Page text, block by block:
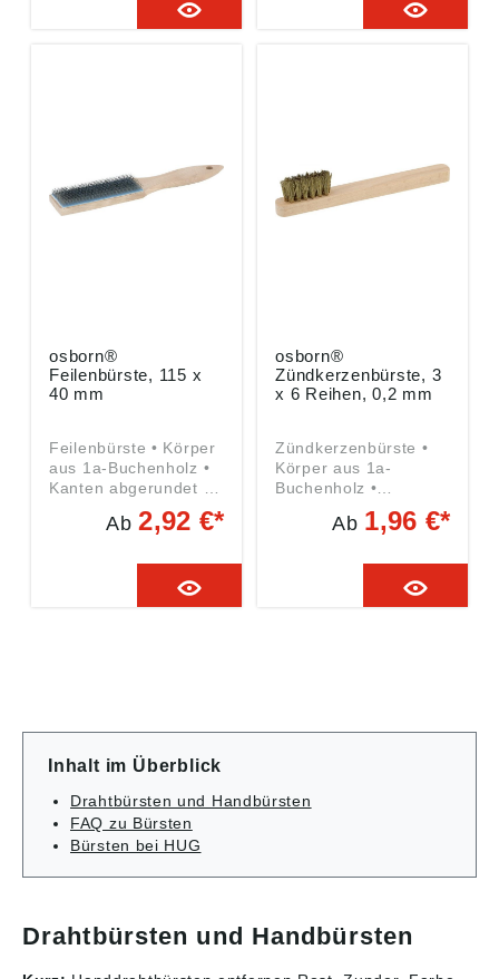
und zur Bearbeitung
von Schweißnähten
GmbH, Ringstraße10,
35099 Burgwald, DE,
info@osborn.de
Schweißnähten bei
Stahl, Gussstahl,
GmbH, Ringstraße10,
35099 Burgwald, DE,
info@osborn.de
osborn®
Feilenbürste, 115 x
40 mm
Feilenbürste • Körper
aus 1a-Buchenholz •
Kanten abgerundet •
Stahlband-Kratzband,
glatt • Zum Reinigen
Angaben gemäß
Produktsicherheitsver
ordnung ((EU)
Ab2,92 €*
osborn®
Zündkerzenbürste, 3
x 6 Reihen, 0,2 mm
Zündkerzenbürste •
Körper aus 1a-
Buchenholz •
Messingdraht, gewellt
• Zum Reinigen von
Produktsicherheitsver
ordnung ((EU)
Ab 1,96 €*
Inhalt im Überblick
Drahtbürsten und Handbürsten
FAQ zu Bürsten
Bürsten bei HUG
Drahtbürsten und Handbürsten